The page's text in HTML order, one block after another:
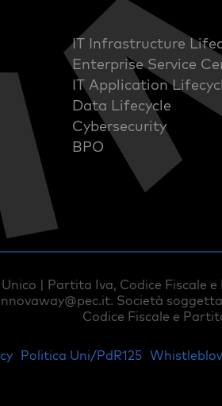
IT Infrastructure
Enterprise Service
IT Application
Data Lifecycle
Cybersecurity
BPO
| Partita Iva, Codice Fiscale
. Società
Codice Fiscale e
Politica Uni/PdR125